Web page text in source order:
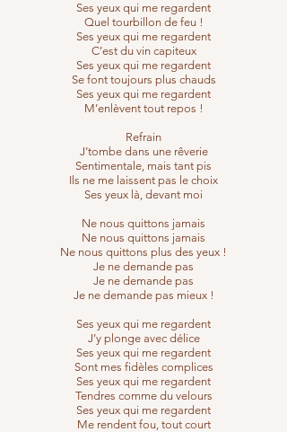
Ses yeux qui me regardent
Quel tourbillon de feu !
Ses yeux qui me regardent
C’est du vin capiteux
Ses yeux qui me regardent
Se font toujours plus chauds
Ses yeux qui me regardent
M’enlèvent tout repos !
Refrain
J’tombe dans une rêverie
Sentimentale, mais tant pis
Ils ne me laissent pas le choix
Ses yeux là, devant moi
Ne nous quittons jamais
Ne nous quittons jamais
Ne nous quittons plus des yeux !
Je ne demande pas
Je ne demande pas
Je ne demande pas mieux !
Ses yeux qui me regardent
J’y plonge avec délice
Ses yeux qui me regardent
Sont mes fidèles complices
Ses yeux qui me regardent
Tendres comme du velours
Ses yeux qui me regardent
Me rendent fou, tout court